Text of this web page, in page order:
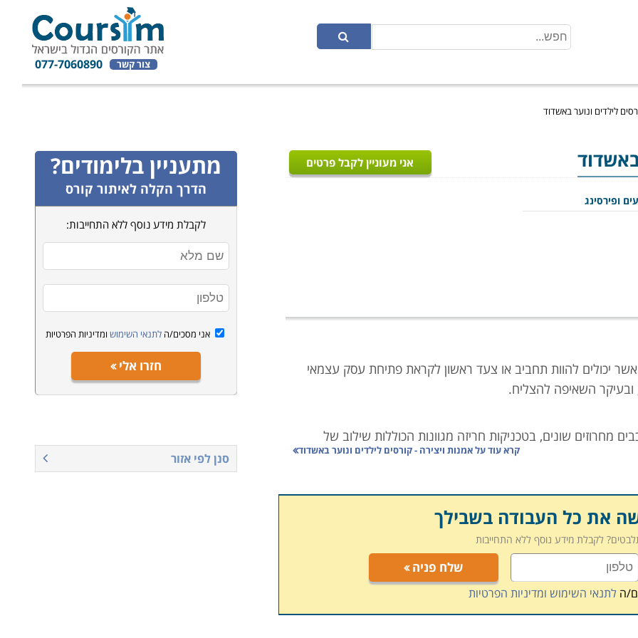
צור קשר 077-7060890
לילדים ונוער באשדוד
אני מעוניין לקבל פרטים
ופירסינג
יכולים להוות תחביב או צעד ראשון לקראת פתיחת עסק עצמאי
השאיפה להצליח.
מחרוזים שונים, בטכניקות חריזה מגוונות הכוללות שילוב של
שילוב בין צבעים, צורות וגדלים באופן שיוביל ליצירת תכשיט
להכין לעצמה תכשיטים באופן אישי או במטרה להפוך את התחום
שונות, תוך שימוש במגוון של חרוזים וחומרי יצירה, הכרת
בחריזה עם חוט ומחט, לימוד הכנת תכשיטים מתוך סקיצות ותרשימים.
קרא עוד עלאמנות ויצירה - קורסים לילדים ונוער באשדוד
את כל העבודה בשבילך
לקבלת מידע נוסף ללא התחייבות
שלח פניה
הלתנאי השימוש ומדיניות הפרטיות
מתעניין בלימודים?
הדרך הקלה לאיתור קורס
לקבלת מידע נוסף ללא התחייבות:
אני מסכים/הלתנאי השימוש ומדיניות הפרטיות
חזרו אלי
סנן לפי אזור